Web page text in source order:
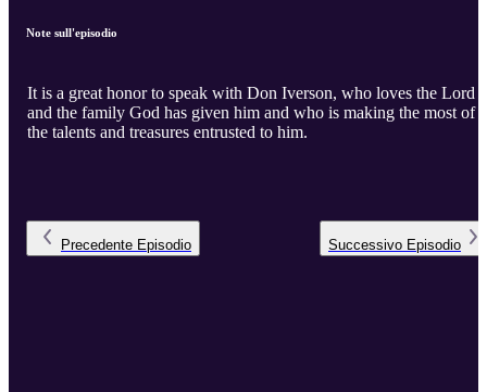
Note sull'episodio
It is a great honor to speak with Don Iverson, who loves the Lord
and the family God has given him and who is making the most of
the talents and treasures entrusted to him.
Precedente Episodio Successivo Episodio